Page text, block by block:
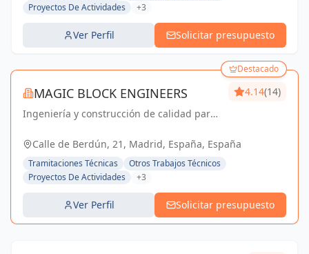
Proyectos De Actividades
+3
Ver Perfil Solicitar presupuesto
Destacado
MAGIC BLOCK ENGINEERS
Ingeniería y construcción de calidad para
Nueva.
4.14(14)
Calle de Berdún, 21, Madrid, España, España
Tramitaciones Técnicas
Otros Trabajos Técnicos
Proyectos De Actividades
+3
Ver Perfil Solicitar presupuesto